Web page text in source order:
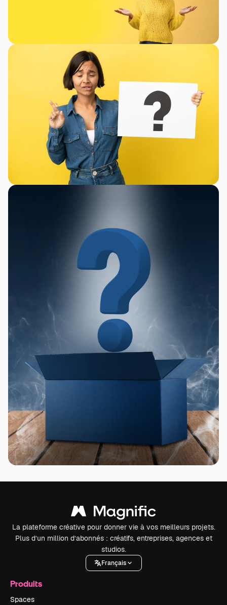
La plateforme créative pour donner vie à vos meilleurs projets.
Plus d’un million d’abonnés : créatifs, entreprises, agences et
studios.
Français
Produits
Spaces